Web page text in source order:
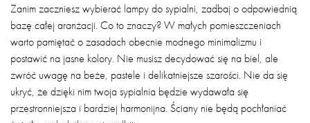
Zanim zaczniesz wybierać lampy do sypialni, zadbaj o odpowiednią
bazę całej aranżacji. Co to znaczy? W małych pomieszczeniach
warto pamiętać o zasadach obecnie modnego minimalizmu i
postawić na jasne kolory. Nie musisz decydować się na biel, ale
zwróć uwagę na beże, pastele i delikatniejsze szarości. Nie da się
ukryć, że dzięki nim twoja sypialnia będzie wydawała się
przestronniejsza i bardziej harmonijna. Ściany nie będą pochłaniać